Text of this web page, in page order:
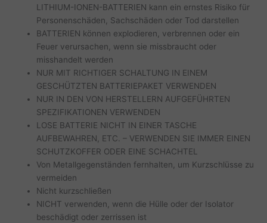
LITHIUM-IONEN-BATTERIEN kann ein ernstes Risiko für
Personenschäden, Sachschäden oder Tod darstellen
BATTERIEN können explodieren, verbrennen oder ein
Feuer verursachen, wenn sie missbraucht oder
misshandelt werden
NUR MIT RICHTIGER SCHALTUNG IN EINEM
GESCHÜTZTEN BATTERIEPAKET VERWENDEN
NUR IN DEN VON HERSTELLERN AUFGEFÜHRTEN
SPEZIFIKATIONEN VERWENDEN
LOSE BATTERIE NICHT IN EINER TASCHE
AUFBEWAHREN, ETC. – VERWENDEN SIE IMMER EINEN
SCHUTZKOFFER ODER EINE SCHACHTEL
Von Metallgegenständen fernhalten, um Kurzschlüsse zu
vermeiden
Nicht kurzschließen
NICHT verwenden, wenn die Hülle oder der Isolator
beschädigt oder zerrissen ist